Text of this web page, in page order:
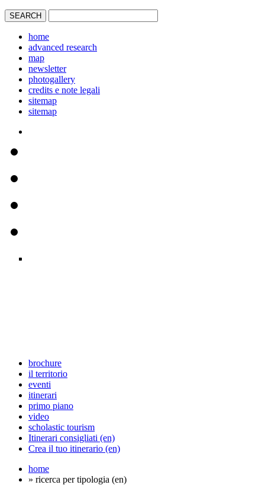
home
advanced research
map
newsletter
photogallery
credits e note legali
sitemap
sitemap
brochure
il territorio
eventi
itinerari
primo piano
video
scholastic tourism
Itinerari consigliati (en)
Crea il tuo itinerario (en)
home
» ricerca per tipologia (en)